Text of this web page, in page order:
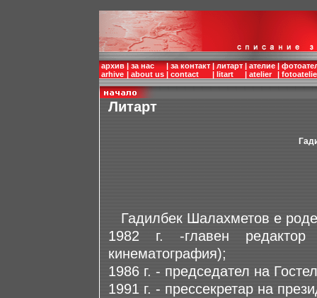
архив
arhive
|
|
за нас
about us
|
|
за контакт
contact
|
|
литарт
litart
|
|
ателие
atelier
|
|
Литарт
Гадилбек Шалахметов е
1982 г. -главен
кинематография);
1986 г. - председател на
1991 г. - прессекретар на